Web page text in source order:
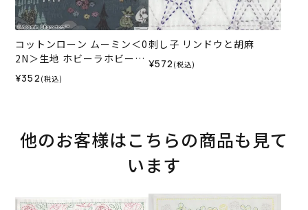
コットンローン ムーミン＜0
2N＞生地 ホビーラホビーレ
デザインコレクション
¥352 (税込)
刺し子 リンドウと胡麻
¥572 (税込)
他のお客様はこちらの商品も見て
います